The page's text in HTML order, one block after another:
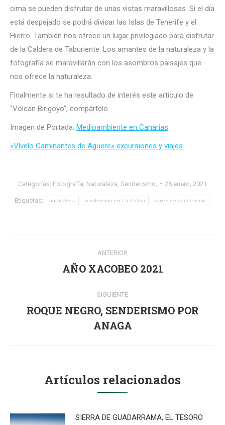
cima se pueden disfrutar de unas vistas maravillosas. Si el día
está despejado se podrá divisar las Islas de Tenerife y el
Hierro. También nos ofrece un lugar privilegiado para disfrutar
de la Caldera de Taburiente. Los amantes de la naturaleza y la
fotografía se maravillarán con los asombros paisajes que
nos ofrece la naturaleza.
Finalmente si te ha resultado de interés este artículo de
“Volcán Birigoyo”, compártelo.
Imagen de Portada: Medioambiente en Canarias
«Vívelo Caminantes de Aguere» excursiones y viajes.
Categorías: Fotografía Naturaleza Senderismo, 25 enero, 2021
Etiquetas: naturaleza senderismo en La Palma viajes de senderismo
publicaciones
ANTERIOR
Publicación
AÑO XACOBEO 2021
SIGUIENTE
Publicación
siguiente:
ROQUE NEGRO, SENDERISMO POR
ANAGA
Artículos relacionados
SIERRA DE GUADARRAMA, EL TESORO